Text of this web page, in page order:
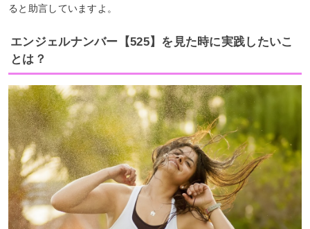
ると助言していますよ。
エンジェルナンバー【525】を見た時に実践したいこ
とは？